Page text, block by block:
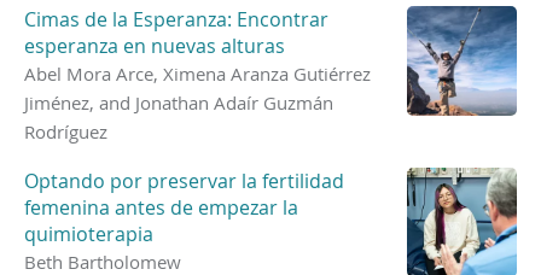
Cimas de la Esperanza: Encontrar
esperanza en nuevas alturas
Abel Mora Arce, Ximena Aranza Gutiérrez
Jiménez, and Jonathan Adaír Guzmán
Rodríguez
Optando por preservar la fertilidad
femenina antes de empezar la
quimioterapia
Beth Bartholomew